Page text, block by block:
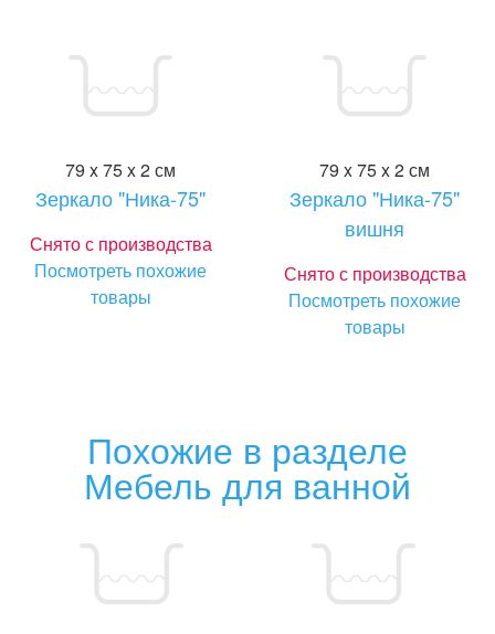
79 x 75 x 2 см
Зеркало "Ника-75"
Снято с производства
Посмотреть похожие
товары
79 x 75 x 2 см
Зеркало "Ника-75"
вишня
Снято с производства
Посмотреть похожие
товары
Похожие в разделе
Мебель для ванной